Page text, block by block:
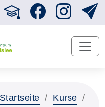
Startseite
Kurse